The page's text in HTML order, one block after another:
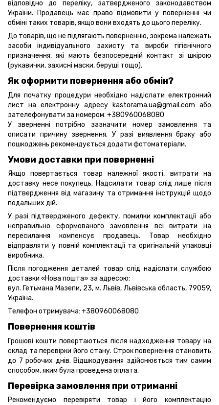
відповідно до переліку, затвердженого законодавством
України. Продавець має право відмовити у поверненні чи
обміні таких товарів, якщо вони входять до цього переліку.
До товарів, що не підлягають поверненню, зокрема належать
засоби індивідуального захисту та вироби гігієнічного
призначення, які мають безпосередній контакт зі шкірою
(рукавички, захисні маски, беруші тощо).
Як оформити повернення або обмін?
Для початку процедури необхідно надіслати електронний
лист на електронну адресу kastorama.ua@gmail.com або
зателефонувати за номером: +380960068080
У зверненні потрібно зазначити номер замовлення та
описати причину звернення. У разі виявлення браку або
пошкоджень рекомендується додати фотоматеріали.
Умови доставки при поверненні
Якщо повертається товар належної якості, витрати на
доставку несе покупець. Надсилати товар слід лише після
підтвердження від магазину та отримання інструкцій щодо
подальших дій.
У разі підтвердженого дефекту, помилки комплектації або
неправильно сформованого замовлення всі витрати на
пересилання компенсує продавець. Товар необхідно
відправляти у повній комплектації та оригінальній упаковці
виробника.
Після погодження деталей товар слід надіслати службою
доставки «Нова пошта» за адресою:
вул. Гетьмана Мазепи, 23, м. Львів, Львівська область, 79059,
Україна.
Телефон отримувача: +380960068080
Повернення коштів
Грошові кошти повертаються після надходження товару на
склад та перевірки його стану. Строк повернення становить
до 7 робочих днів. Відшкодування здійснюється тим самим
способом, яким була проведена оплата.
Перевірка замовлення при отриманні
Рекомендуємо перевіряти товар і його комплектацію